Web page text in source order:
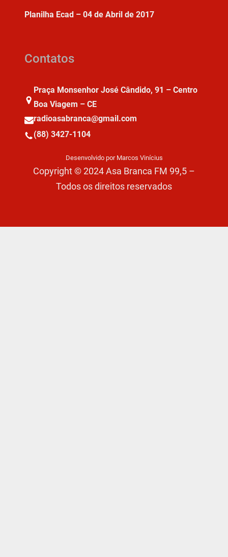
Planilha Ecad – 04 de Abril de 2017
Contatos
Praça Monsenhor José Cândido, 91 – Centro
Boa Viagem – CE
radioasabranca@gmail.com
(88) 3427-1104
Desenvolvido por Marcos Vinícius
Copyright © 2024 Asa Branca FM 99,5 –
Todos os direitos reservados